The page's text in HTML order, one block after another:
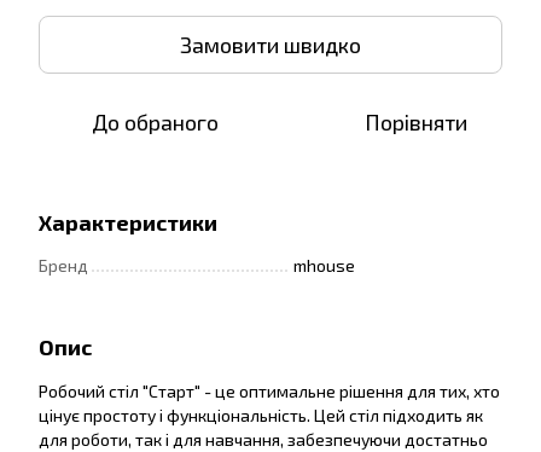
Замовити швидко
До обраного Порівняти
Характеристики
Бренд mhouse
Опис
Робочий стіл "Старт" - це оптимальне рішення для тих, хто
цінує простоту і функціональність. Цей стіл підходить як
для роботи, так і для навчання, забезпечуючи достатньо